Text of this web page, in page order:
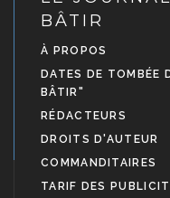
BÂTIR
À PROPOS
DATES DE TOMBÉE
BÂTIR"
RÉDACTEURS
DROITS D'AUTEUR
COMMANDITAIRES
TARIF DES